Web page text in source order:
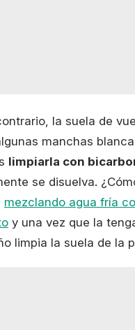
la suela de
manchas
limpiarla con
se disuelva.
mezclando agua fría
y una vez que la
limpia la suela de la